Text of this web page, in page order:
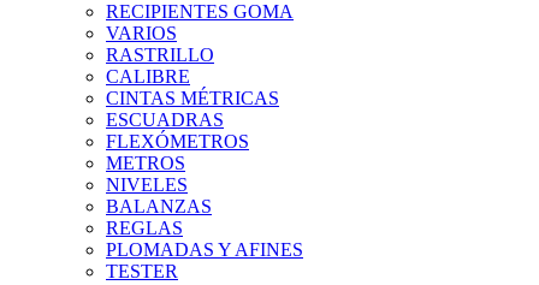
RECIPIENTES GOMA
VARIOS
RASTRILLO
CALIBRE
CINTAS MÉTRICAS
ESCUADRAS
FLEXÓMETROS
METROS
NIVELES
BALANZAS
REGLAS
PLOMADAS Y AFINES
TESTER